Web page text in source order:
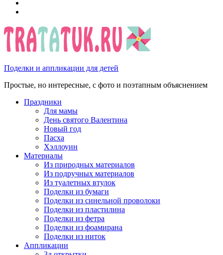
Поделки и аппликации для детей
Простые, но интересные, с фото и поэтапным объяснением
Праздники
Для мамы
День святого Валентина
Новый год
Пасха
Хэллоуин
Материалы
Из природных материалов
Из подручных материалов
Из туалетных втулок
Поделки из бумаги
Поделки из синельной проволоки
Поделки из пластилина
Поделки из фетра
Поделки из фоамирана
Поделки из ниток
Аппликации